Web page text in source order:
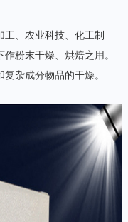
、农业科技、化工制
粉末干燥、烘焙之用。
杂成分物品的干燥。